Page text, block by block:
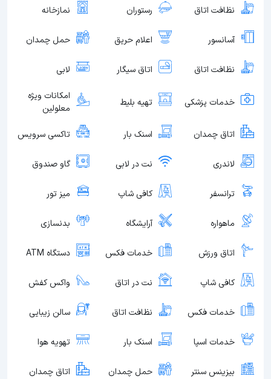
نظافت اتاق رستوران نمازخانه
آسانسور اعلام حریق حمل چمدان
نظافت اتاق اتاق سیگار لابی
خدمات پزشکی تهیه بلیط
امکانات ویژه
معلولین
اتاق چمدان اسنک بار تاکسی سرویس
لاندری نت در لابی گاو صندوق
ترانسفر کافی شاپ میز تور
ماهواره آرایشگاه بدنسازی
اتاق ورزش خدمات فکس دستگاه ATM
کافی شاپ نت در اتاق واکس کفش
خدمات فکس نظافت اتاق سالن زیبایی
خدمات اسپا اسنک بار تهویه هوا
بیزینس سنتر حمل چمدان اتاق چمدان